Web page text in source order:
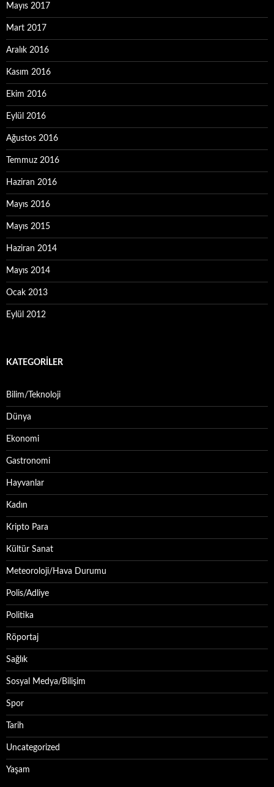
Mayıs 2017
Mart 2017
Aralık 2016
Kasım 2016
Ekim 2016
Eylül 2016
Ağustos 2016
Temmuz 2016
Haziran 2016
Mayıs 2016
Mayıs 2015
Haziran 2014
Mayıs 2014
Ocak 2013
Eylül 2012
KATEGORILER
Bilim/Teknoloji
Dünya
Ekonomi
Gastronomi
Hayvanlar
Kadın
Kripto Para
Kültür Sanat
Meteoroloji/Hava Durumu
Polis/Adliye
Politika
Röportaj
Sağlık
Sosyal Medya/Bilişim
Spor
Tarih
Uncategorized
Yaşam